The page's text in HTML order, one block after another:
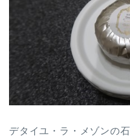
デタイユ・ラ・メゾンの